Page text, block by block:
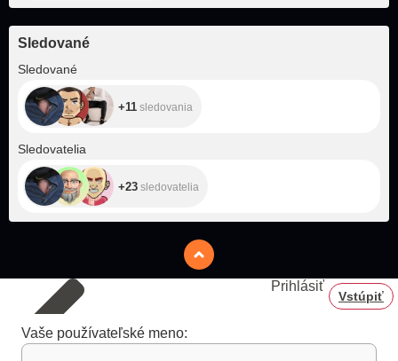
Sledované
Sledované
+11 sledovania
Sledovatelia
+23 sledovatelia
Prihlásiť
Vstúpiť
Vaše používateľské meno: